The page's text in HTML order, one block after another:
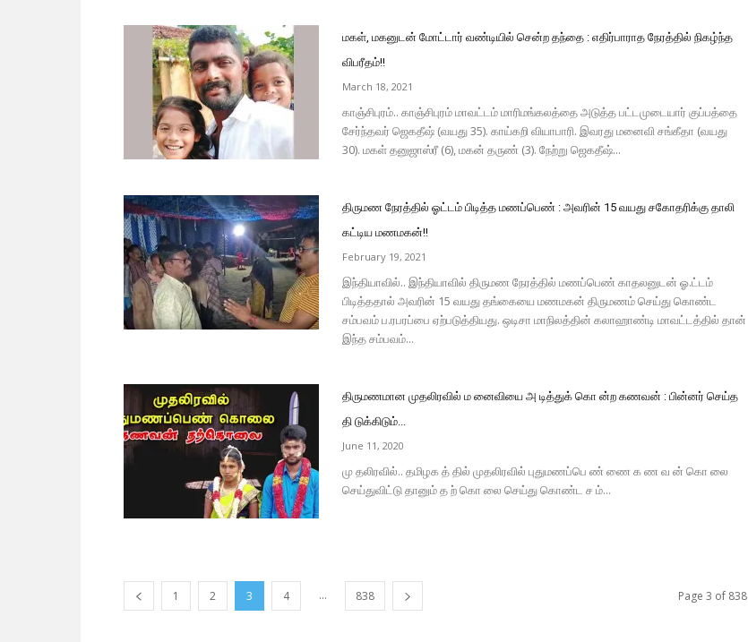
மகள், மகனுடன் மோட்டார் வண்டியில் சென்ற தந்தை : எதிர்பாராத நேரத்தில் நிகழ்ந்த
விபரீதம்!!
March 18, 2021
காஞ்சிபுரம்.. காஞ்சிபுரம் மாவட்டம் மாரிமங்கலத்தை அடுத்த பட்டமுடையார் குப்பத்தை
சேர்ந்தவர் ஜெகதீஷ் (வயது 35). காய்கறி வியாபாரி. இவரது மனைவி சங்கீதா (வயது
30). மகள் தனுஜாஸ்ரீ (6), மகன் தருண் (3). நேற்று ஜெகதீஷ்...
திருமண நேரத்தில் ஓட்டம் பிடித்த மணப்பெண் : அவரின் 15 வயது சகோதரிக்கு தாலி
கட்டிய மணமகன்!!
February 19, 2021
இந்தியாவில்.. இந்தியாவில் திருமண நேரத்தில் மணப்பெண் காதலனுடன் ஓ.ட்டம்
பிடித்ததால் அவரின் 15 வயது தங்கையை மணமகன் திருமணம் செய்து கொண்ட
சம்பவம் ப.ரபரப்பை ஏற்படுத்தியது. ஒடிசா மாநிலத்தின் கலாஹாண்டி மாவட்டத்தில் தான்
இந்த சம்பவம்...
திருமணமான முதலிரவில் ம னைவியை அ டித்துக் கொ ன்ற கணவன் : பின்னர் செய்த
தி டுக்கிடும்...
June 11, 2020
மு தலிரவில்.. தமிழக த் தில் முதலிரவில் புதுமணப்பெ ண் ணை க ண வ ன் கொ லை
செய்துவிட்டு தானும் த ற் கொ லை செய்து கொண்ட ச ம்...
1 2 3 4 ... 838 Page 3 of 838